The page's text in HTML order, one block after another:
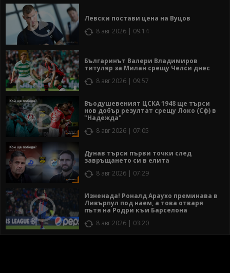
Левски постави цена на Вуцов
8 авг 2026 | 09:14
Българинът Валери Владимиров
титуляр за Милан срещу Челси днес
8 авг 2026 | 09:57
Въодушевеният ЦСКА 1948 ще търси
нов добър резултат срещу Локо (Сф) в
"Надежда"
8 авг 2026 | 07:05
Дунав търси първи точки след
завръщането си в елита
8 авг 2026 | 07:29
Изненада! Роналд Араухо преминава в
Ливърпул под наем, а това отваря
пътя на Родри към Барселона
8 авг 2026 | 03:20